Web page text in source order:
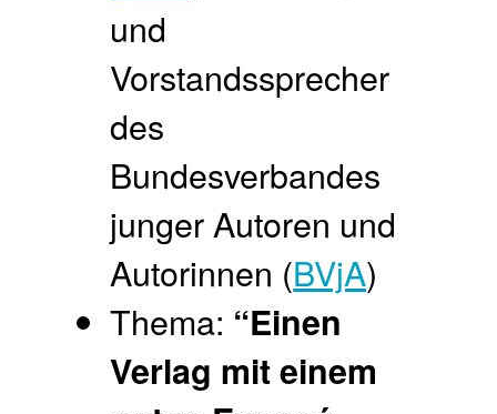
und
Vorstandssprecher
des
Bundesverbandes
junger Autoren und
Autorinnen (BVjA)
Thema: “Einen
Verlag mit einem